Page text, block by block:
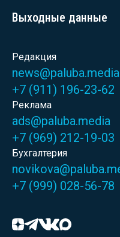
Выходные данные
Редакция
news@paluba.media
+7 (911) 196-23-62
Реклама
ads@paluba.media
+7 (969) 212-19-03
Бухгалтерия
+7 (999) 028-56-78